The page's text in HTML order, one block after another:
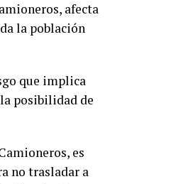
afecta
la población
que implica
posibilidad de
es
no trasladar a